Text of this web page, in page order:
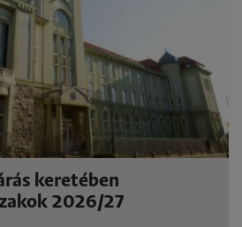
keretében
2026/27